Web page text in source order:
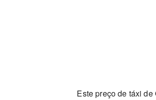
Este preço de táxi de